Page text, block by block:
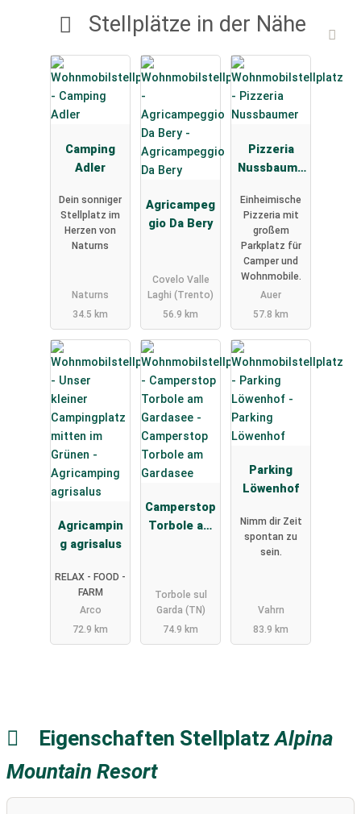
Stellplätze in der Nähe
Camping
Adler
Dein sonniger
Stellplatz im
Herzen von
Naturns
Naturns
34.5 km
Agricampeg
gio Da Bery
Covelo Valle
Laghi (Trento)
56.9 km
Pizzeria
Nussbaume
Einheimische
Pizzeria mit
großem
Parkplatz für
Camper und
Wohnmobile.
Auer
57.8 km
Agricampin
g agrisalus
RELAX - FOOD -
FARM
Arco
72.9 km
Camperstop
Torbole am
Torbole sul
Garda (TN)
74.9 km
Parking
Löwenhof
Nimm dir Zeit
spontan zu
sein.
Vahrn
83.9 km
Eigenschaften StellplatzAlpina
Mountain Resort